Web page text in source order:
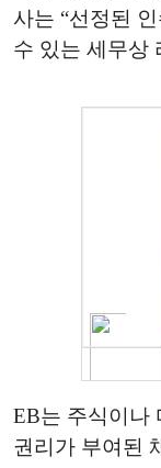
사는 “선정된
수 있는 세무상
EB는 주식이나
권리가 부여된